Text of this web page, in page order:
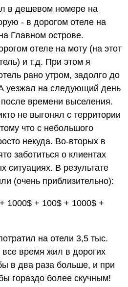
в дешевом номере на
- в дорогом отеле на
Главном острове.
отеле на моту (на этот
и т.д. При этом я
рано утром, задолго до
уезжал на следующий день
времени выселения.
не выгонял с территории
что с небольшого
некуда. Во-вторых в
заботиться о клиентах
ситуациях. В результате
(очень приблизительно):
1000$ + 100$ + 1000$ +
на отели 3,5 тыс.
время жил в дорогих
в два раза больше, и при
гораздо более скучным!